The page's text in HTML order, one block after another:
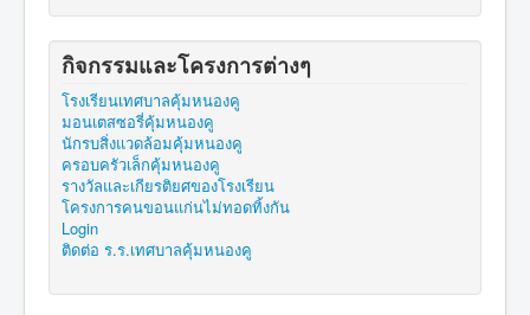
กิจกรรมและโครงการต่างๆ
โรงเรียนเทศบาลคุ้มหนองคู
มอนเตสซอรี่คุ้มหนองคู
นักรบสิ่งแวดล้อมคุ้มหนองคู
ครอบครัวเล็กคุ้มหนองคู
รางวัลและเกียรติยศของโรงเรียน
โครงการคนขอนแก่นไม่ทอดทิ้งกัน
Login
ติดต่อ ร.ร.เทศบาลคุ้มหนองคู